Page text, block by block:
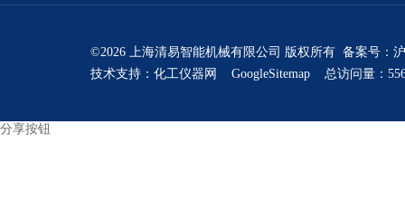
©2026 上海清易智能机械有限公司 版权所有 备案号：
技术支持： 化工仪器网 GoogleSitemap 总访问量：
分享按钮